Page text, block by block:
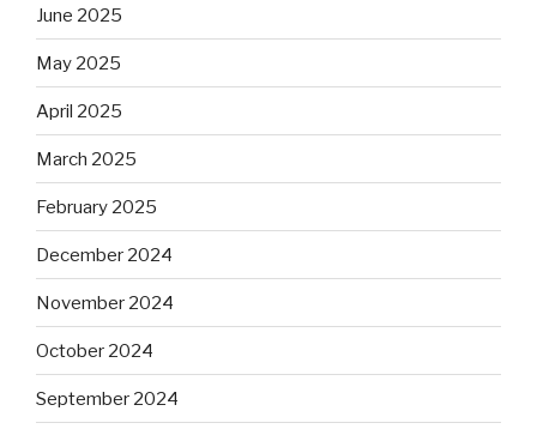
June 2025
May 2025
April 2025
March 2025
February 2025
December 2024
November 2024
October 2024
September 2024